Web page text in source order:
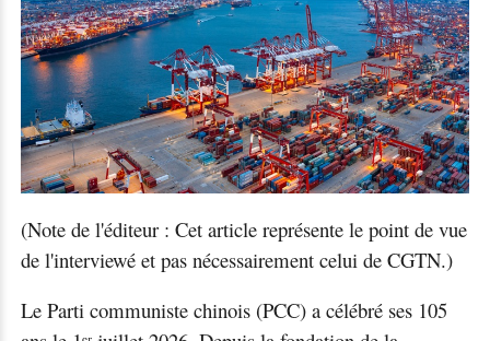
(Note de l'éditeur : Cet article représente le point de vue
de l'interviewé et pas nécessairement celui de CGTN.)
Le Parti communiste chinois (PCC) a célébré ses 105